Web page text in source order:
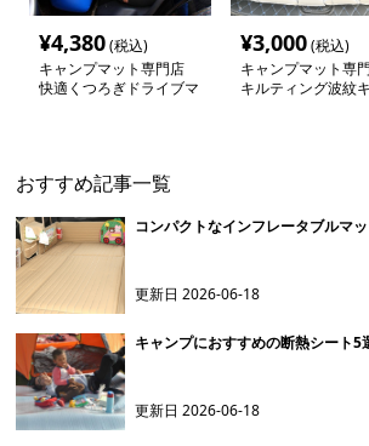
¥4,380(税込)
キャンプマット専門店
快適くつろぎドライブマ
¥3,000(税込)
キャンプマット専
キルティング波紋
おすすめ記事一覧
コンパクトなインフレータブルマ
更新日2026-06-18
キャンプにおすすめの断熱シート5
更新日2026-06-18